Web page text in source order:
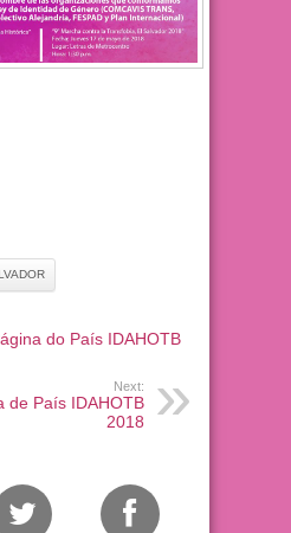
do País IDAHOTB
Next:
de País IDAHOTB
2018